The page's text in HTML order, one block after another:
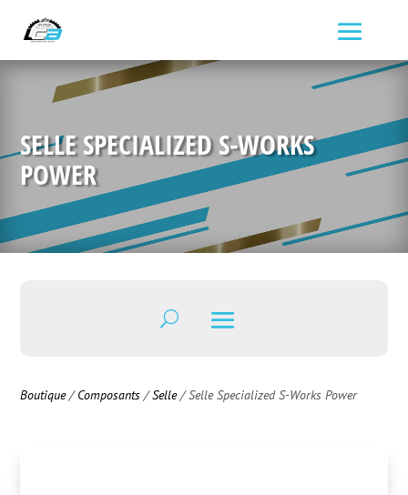
SELLE SPECIALIZED S-WORKS
POWER
Boutique/Composants /Selle/ Selle Specialized S-Works Power